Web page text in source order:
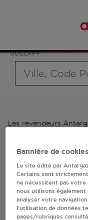
GUISCRIFF
bouteille souhaité et
distributeur
Les revendeurs
Antargaz à
votre stations GPL ou
1
à
Bannière de cookies
Le site édité par
Certains sont
ne nécessitent pas
nous utilisons également
analyser votre
l’utilisation de données
pages/rubriques